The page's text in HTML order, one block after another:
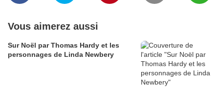
Vous aimerez aussi
Sur Noël par Thomas Hardy et les
personnages de Linda Newbery